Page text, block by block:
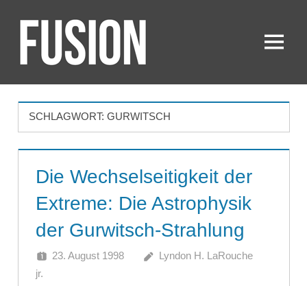
Inhalt
springenFUSION Menü
SCHLAGWORT: GURWITSCH
Die Wechselseitigkeit der
Extreme: Die Astrophysik
der Gurwitsch-Strahlung
23. August 1998
Lyndon H. LaRouche
jr.